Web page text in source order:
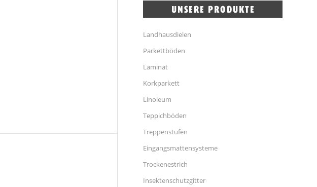
Landhausdielen
Parkettböden
Laminat
Korkparkett
Linoleum
Teppichböden
Treppenstufen
Eingangsmattensysteme
Trockenestrich
Insektenschutzgitter